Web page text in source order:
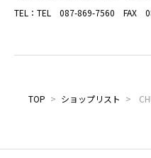
TEL：TEL 087-869-7560 FAX
TOP > ショップリスト >